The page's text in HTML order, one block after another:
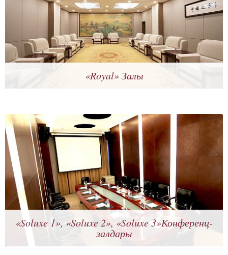
«Royal» Залы
«Soluxe 1», «Soluxe 2», «Soluxe 3»Конференц-
залдары